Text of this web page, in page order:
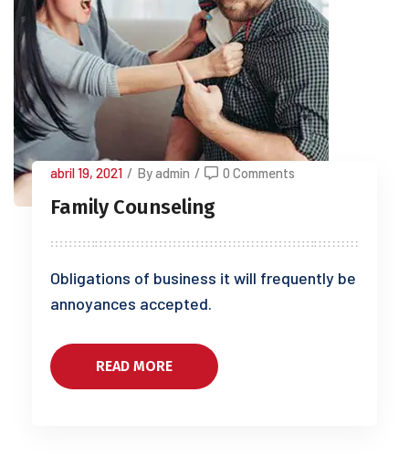
abril 19, 2021 / By admin / 0 Comments
Family Counseling
Obligations of business it will frequently be
annoyances accepted.
READ MORE